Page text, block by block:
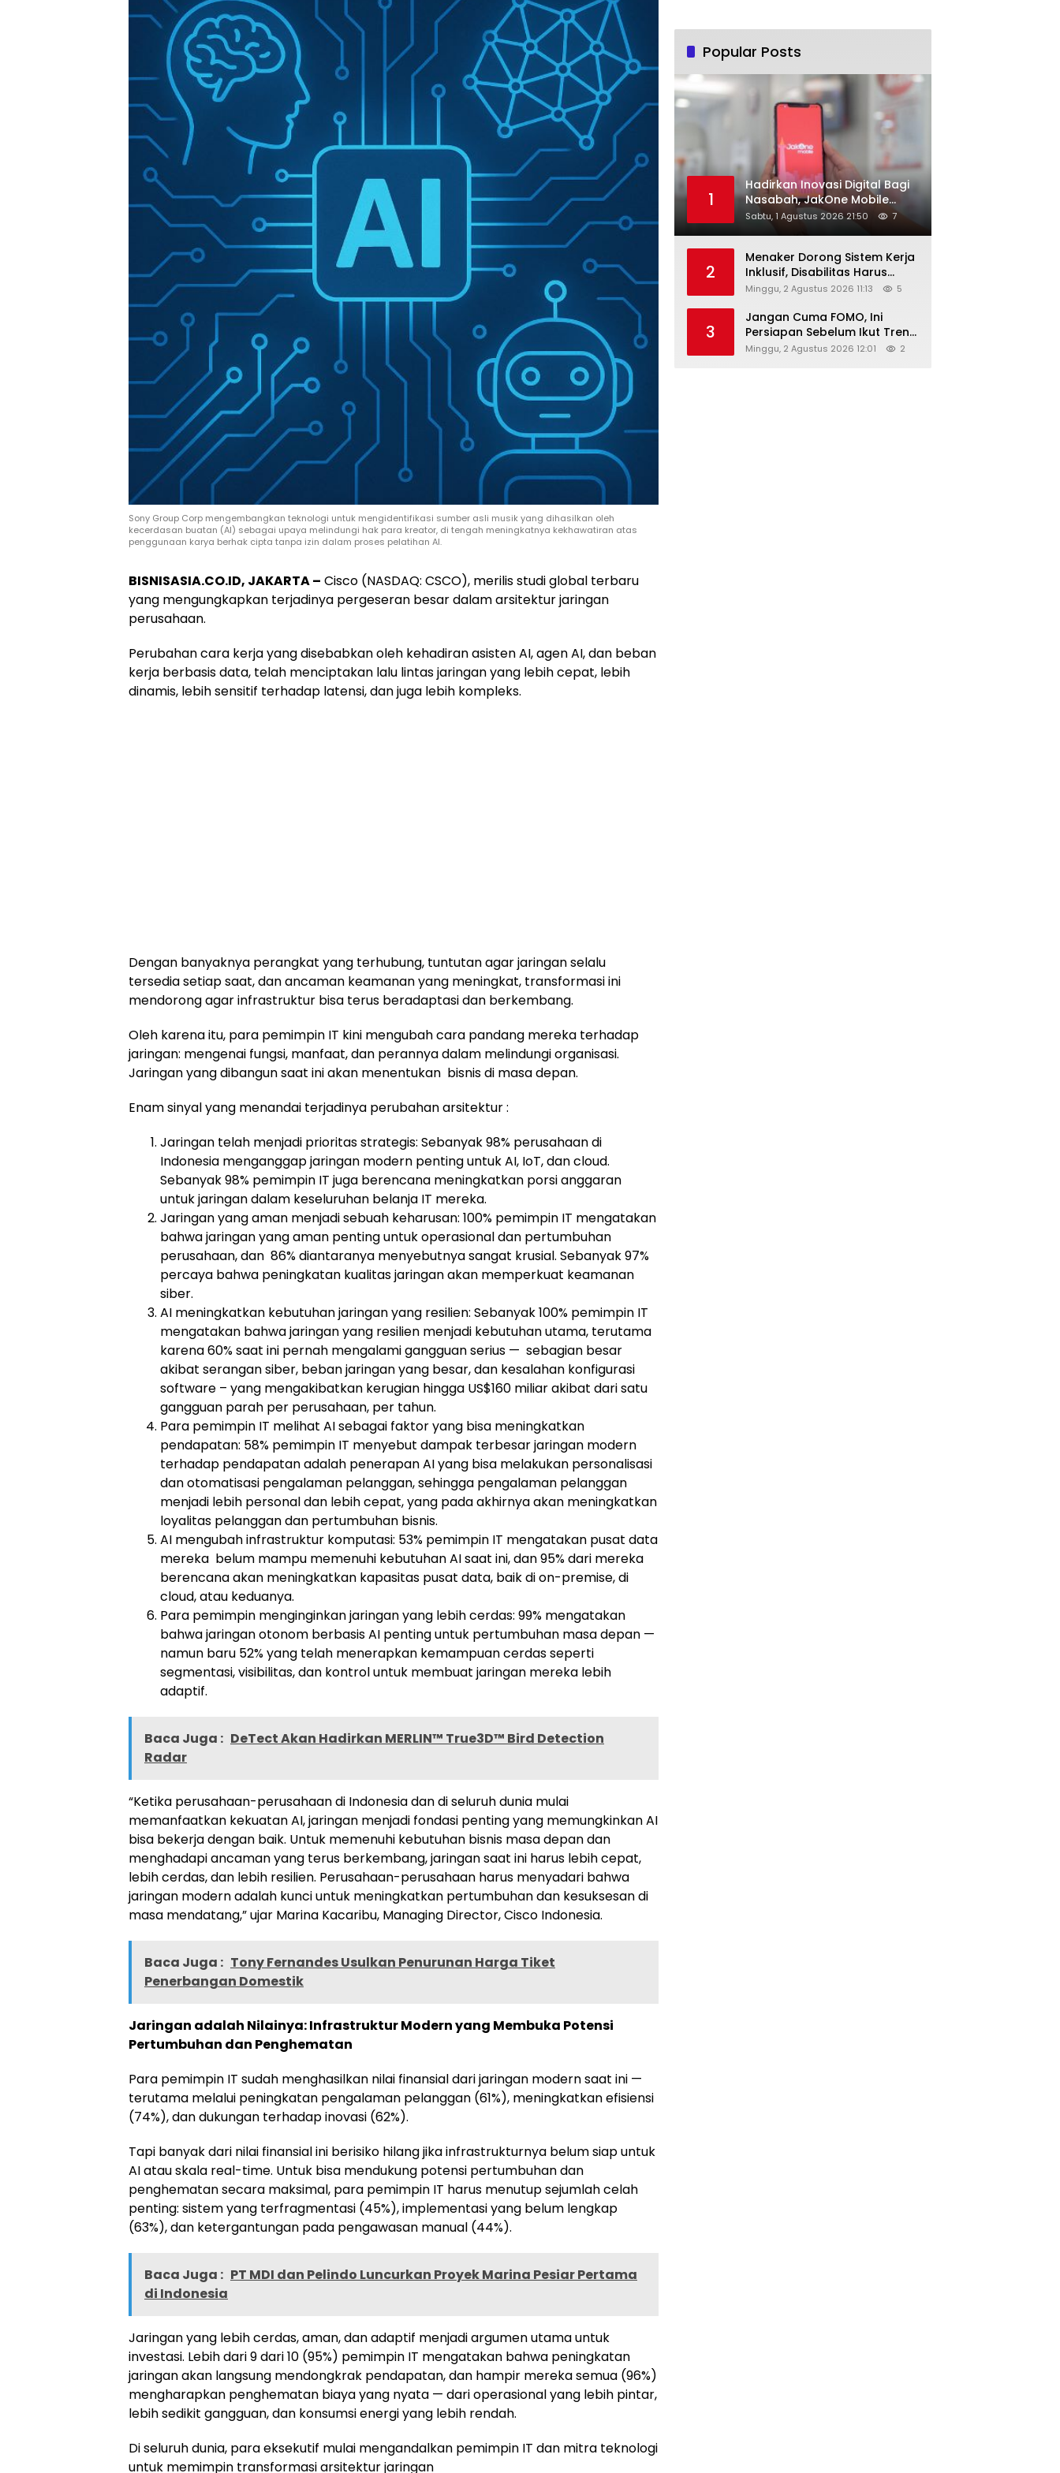
Sony Group Corp mengembangkan teknologi untuk mengidentifikasi sumber asli musik yang dihasilkan oleh
kecerdasan buatan (AI) sebagai upaya melindungi hak para kreator, di tengah meningkatnya kekhawatiran atas
penggunaan karya berhak cipta tanpa izin dalam proses pelatihan AI.
BISNISASIA.CO.ID, JAKARTA – Cisco (NASDAQ: CSCO), merilis studi global terbaru
yang mengungkapkan terjadinya pergeseran besar dalam arsitektur jaringan
perusahaan.
Perubahan cara kerja yang disebabkan oleh kehadiran asisten AI, agen AI, dan beban
kerja berbasis data, telah menciptakan lalu lintas jaringan yang lebih cepat, lebih
dinamis, lebih sensitif terhadap latensi, dan juga lebih kompleks.
Dengan banyaknya perangkat yang terhubung, tuntutan agar jaringan selalu
tersedia setiap saat, dan ancaman keamanan yang meningkat, transformasi ini
mendorong agar infrastruktur bisa terus beradaptasi dan berkembang.
Oleh karena itu, para pemimpin IT kini mengubah cara pandang mereka terhadap
jaringan: mengenai fungsi, manfaat, dan perannya dalam melindungi organisasi.
Jaringan yang dibangun saat ini akan menentukan bisnis di masa depan.
Enam sinyal yang menandai terjadinya perubahan arsitektur :
Jaringan telah menjadi prioritas strategis: Sebanyak 98% perusahaan di
Indonesia menganggap jaringan modern penting untuk AI, IoT, dan cloud.
Sebanyak 98% pemimpin IT juga berencana meningkatkan porsi anggaran
untuk jaringan dalam keseluruhan belanja IT mereka.
Jaringan yang aman menjadi sebuah keharusan: 100% pemimpin IT mengatakan
bahwa jaringan yang aman penting untuk operasional dan pertumbuhan
perusahaan, dan 86% diantaranya menyebutnya sangat krusial. Sebanyak 97%
percaya bahwa peningkatan kualitas jaringan akan memperkuat keamanan
siber.
AI meningkatkan kebutuhan jaringan yang resilien: Sebanyak 100% pemimpin IT
mengatakan bahwa jaringan yang resilien menjadi kebutuhan utama, terutama
karena 60% saat ini pernah mengalami gangguan serius — sebagian besar
akibat serangan siber, beban jaringan yang besar, dan kesalahan konfigurasi
software – yang mengakibatkan kerugian hingga US$160 miliar akibat dari satu
gangguan parah per perusahaan, per tahun.
Para pemimpin IT melihat AI sebagai faktor yang bisa meningkatkan
pendapatan: 58% pemimpin IT menyebut dampak terbesar jaringan modern
terhadap pendapatan adalah penerapan AI yang bisa melakukan personalisasi
dan otomatisasi pengalaman pelanggan, sehingga pengalaman pelanggan
menjadi lebih personal dan lebih cepat, yang pada akhirnya akan meningkatkan
loyalitas pelanggan dan pertumbuhan bisnis.
AI mengubah infrastruktur komputasi: 53% pemimpin IT mengatakan pusat data
mereka belum mampu memenuhi kebutuhan AI saat ini, dan 95% dari mereka
berencana akan meningkatkan kapasitas pusat data, baik di on-premise, di
cloud, atau keduanya.
Para pemimpin menginginkan jaringan yang lebih cerdas: 99% mengatakan
bahwa jaringan otonom berbasis AI penting untuk pertumbuhan masa depan —
namun baru 52% yang telah menerapkan kemampuan cerdas seperti
segmentasi, visibilitas, dan kontrol untuk membuat jaringan mereka lebih
adaptif.
Baca Juga : DeTect Akan Hadirkan MERLIN™ True3D™ Bird Detection
Radar
“Ketika perusahaan-perusahaan di Indonesia dan di seluruh dunia mulai
memanfaatkan kekuatan AI, jaringan menjadi fondasi penting yang memungkinkan AI
bisa bekerja dengan baik. Untuk memenuhi kebutuhan bisnis masa depan dan
menghadapi ancaman yang terus berkembang, jaringan saat ini harus lebih cepat,
lebih cerdas, dan lebih resilien. Perusahaan-perusahaan harus menyadari bahwa
jaringan modern adalah kunci untuk meningkatkan pertumbuhan dan kesuksesan di
masa mendatang,” ujar Marina Kacaribu, Managing Director, Cisco Indonesia.
Baca Juga : Tony Fernandes Usulkan Penurunan Harga Tiket
Penerbangan Domestik
Jaringan adalah Nilainya: Infrastruktur Modern yang Membuka Potensi
Pertumbuhan dan Penghematan
Para pemimpin IT sudah menghasilkan nilai finansial dari jaringan modern saat ini —
terutama melalui peningkatan pengalaman pelanggan (61%), meningkatkan efisiensi
(74%), dan dukungan terhadap inovasi (62%).
Tapi banyak dari nilai finansial ini berisiko hilang jika infrastrukturnya belum siap untuk
AI atau skala real-time. Untuk bisa mendukung potensi pertumbuhan dan
penghematan secara maksimal, para pemimpin IT harus menutup sejumlah celah
penting: sistem yang terfragmentasi (45%), implementasi yang belum lengkap
(63%), dan ketergantungan pada pengawasan manual (44%).
Baca Juga : PT MDI dan Pelindo Luncurkan Proyek Marina Pesiar Pertama
di Indonesia
Jaringan yang lebih cerdas, aman, dan adaptif menjadi argumen utama untuk
investasi. Lebih dari 9 dari 10 (95%) pemimpin IT mengatakan bahwa peningkatan
jaringan akan langsung mendongkrak pendapatan, dan hampir mereka semua (96%)
mengharapkan penghematan biaya yang nyata — dari operasional yang lebih pintar,
lebih sedikit gangguan, dan konsumsi energi yang lebih rendah.
Di seluruh dunia, para eksekutif mulai mengandalkan pemimpin IT dan mitra teknologi
untuk memimpin transformasi arsitektur jaringan
Popular Posts
1
Hadirkan Inovasi Digital Bagi
Nasabah, JakOne Mobile
Antar Bank Jakarta Sukses
Raih Digital Excellence
Sabtu, 1 Agustus 2026 21:50 7
2
Menaker Dorong Sistem Kerja
Inklusif, Disabilitas Harus
Dapat Kesempatan Setara
Minggu, 2 Agustus 2026 11:13 5
3
Jangan Cuma FOMO, Ini
Persiapan Sebelum Ikut Tren
Hyrox
Minggu, 2 Agustus 2026 12:01 2